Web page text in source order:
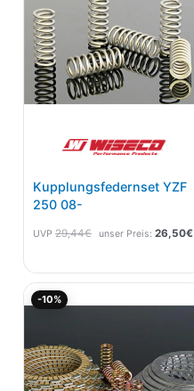
Kupplungsfedernset YZF
250 08-
UVP 29,44€ unser Preis: 26,50€
-10%